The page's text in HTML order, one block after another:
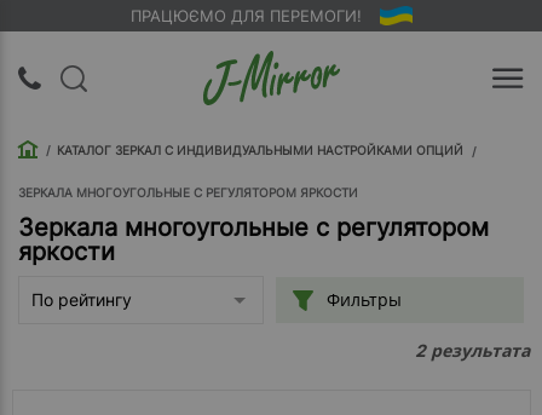
ПРАЦЮЄМО ДЛЯ ПЕРЕМОГИ!
Вход |
компании
КАТАЛОГ ЗЕРКАЛ С ИНДИВИДУАЛЬНЫМИ НАСТРОЙКАМИ ОПЦИЙ
ЗЕРКАЛА МНОГОУГОЛЬНЫЕ С РЕГУЛЯТОРОМ ЯРКОСТИ
Зеркала многоугольные с регулятором
яркости
По рейтингу Фильтры
2результата